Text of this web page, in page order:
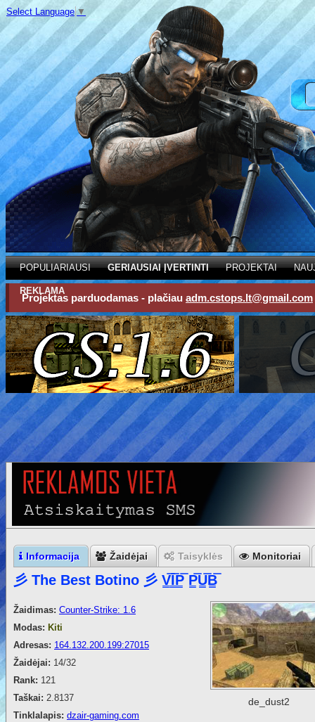
Select Language ▼
POPULIARIAUSI GERIAUSIAI ĮVERTINTI PROJEKTAI
REKLAMA
Projektas parduodamas - plačiau adm.cstops.lt@gmail.com
Informacija Žaidėjai Taisyklės Monitoriai
彡 The Best Botino 彡 V͇̿I͇̿P͇̿ P͇̿U͇̿B͇̿
Žaidimas: Counter-Strike: 1.6
Modas: Kiti
Adresas: 164.132.200.199:27015
Žaidėjai: 14/32
Rank: 121
Taškai: 2.8137
Tinklalapis: dzair-gaming.com
de_dust2